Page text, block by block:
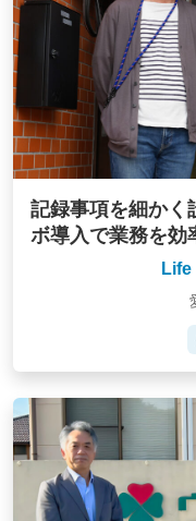
記録事項を細かく
ボ導入で業務を効
Life